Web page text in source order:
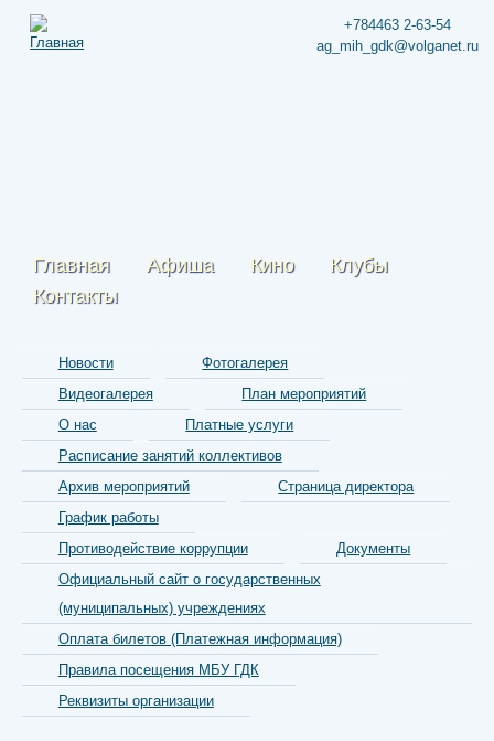
+784463 2-63-54
ag_mih_gdk@volganet.ru
Главная Афиша Кино
Клубы
Контакты
Новости
Фотогалерея
Видеогалерея
План мероприятий
О нас
Платные услуги
Расписание занятий коллективов
Архив мероприятий
Страница директора
График работы
Противодействие коррупции
Документы
Официальный сайт о государственных
(муниципальных) учреждениях
Оплата билетов (Платежная информация)
Правила посещения МБУ ГДК
Реквизиты организации